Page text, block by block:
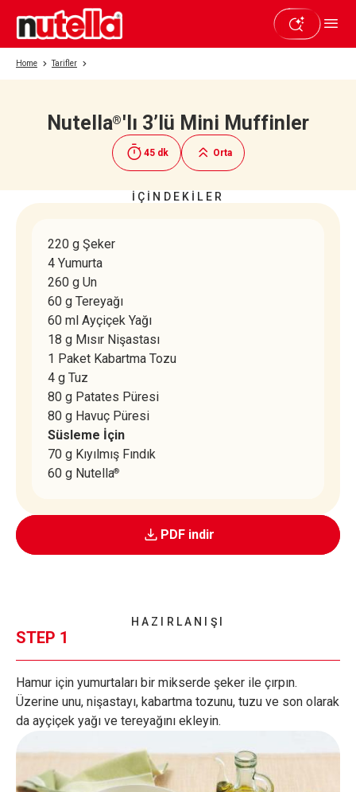
Home Tarifler
Nutella®'lı 3’lü Mini Muffinler
45 dk Orta
Beğendiyseniz paylaşın
İÇİNDEKİLER
220 g Şeker
4 Yumurta
260 g Un
60 g Tereyağı
60 ml Ayçiçek Yağı
18 g Mısır Nişastası
1 Paket Kabartma Tozu
4 g Tuz
80 g Patates Püresi
80 g Havuç Püresi
Süsleme İçin
70 g Kıyılmış Fındık
60 g Nutella®
PDF indir
HAZIRLANIŞI
STEP 1
Hamur için yumurtaları bir mikserde şeker ile çırpın.
Üzerine unu, nişastayı, kabartma tozunu, tuzu ve son olarak
da ayçiçek yağı ve tereyağını ekleyin.